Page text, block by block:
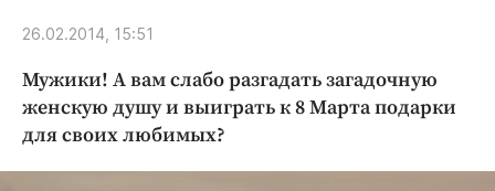
Народные новости
Авто и транспорт
Благоустройство
Криминал
26.02.2014, 15:51
Мужики! А вам слабо разгадать загадочную
женскую душу и выиграть к 8 Марта подарки
для своих любимых?